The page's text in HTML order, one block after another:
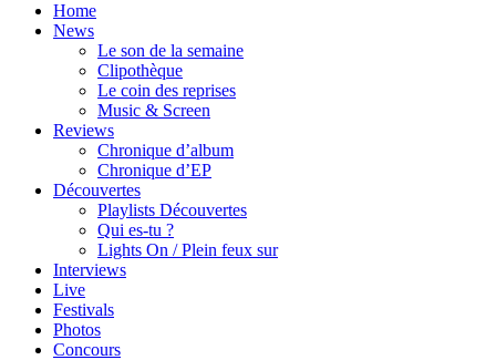
Home
News
Le son de la semaine
Clipothèque
Le coin des reprises
Music & Screen
Reviews
Chronique d’album
Chronique d’EP
Découvertes
Playlists Découvertes
Qui es-tu ?
Lights On / Plein feux sur
Interviews
Live
Festivals
Photos
Concours